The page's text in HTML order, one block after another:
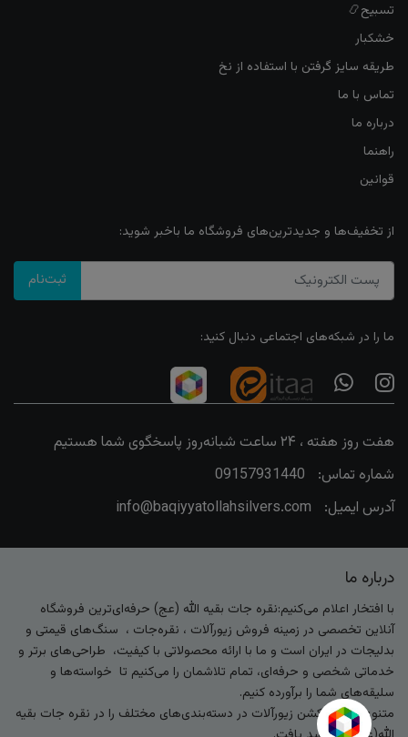
تسبیح📿
خشکبار
طریقه سایز گرفتن با استفاده از نخ
تماس با ما
درباره ما
راهنما
قوانین
از تخفیف‌ها و جدیدترین‌های فروشگاه ما باخبر شوید:
ثبت‌نام
ما را در شبکه‌های اجتماعی دنبال کنید:
هفت روز هفته ، ۲۴ ساعت شبانه‌روز پاسخگوی شما هستیم
شماره تماس:
09157931440
آدرس ایمیل:
info@baqiyyatollahsilvers.com
درباره ما
با افتخار اعلام می‌کنیم:نقره جات بقیه الله (عج) حرفه‌ای‌ترین فروشگاه
آنلاین تخصصی در زمینه فروش زیورآلات ، نقره‌جات ، سنگ‌های قیمتی و
بدلیجات در ایران است و ما با ارائه محصولاتی با کیفیت، طراحی‌های برتر و
خدماتی شخصی و حرفه‌ای، تمام تلاشمان را می‌کنیم تا خواسته‌ها و
سلیقه‌های شما را برآورده کنیم.
متنوع‌ترین کالکشن زیورآلات در دسته‌بندی‌های مختلف را در نقره جات بقیه